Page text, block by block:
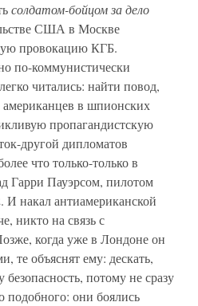
солдатом-бойцом за дело
США в Москве
провокацию КГБ.
по-коммунистически
читались: найти повод,
в шпионских
пропагандистскую
другой дипломатов
что только-только в
Гарри Пауэрсом, пилотом
И накал антиамериканской
никто на связь с
когда уже в Лондоне он
те объяснят ему: дескать,
потому не сразу
подобного: они боялись